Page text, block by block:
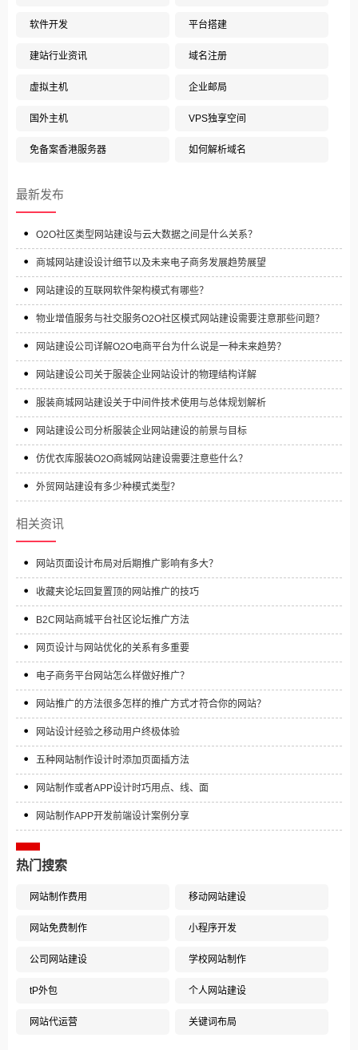
软件开发 平台搭建
建站行业资讯 域名注册
虚拟主机 企业邮局
国外主机 VPS独享空间
免备案香港服务器 如何解析域名
最新发布
O2O社区类型网站建设与云大数据之间是什么关系？
商城网站建设设计细节以及未来电子商务发展趋势展望
网站建设的互联网软件架构模式有哪些？
物业增值服务与社交服务O2O社区模式网站建设需要注意那些问题？
网站建设公司详解O2O电商平台为什么说是一种未来趋势？
网站建设公司关于服装企业网站设计的物理结构详解
服装商城网站建设关于中间件技术使用与总体规划解析
网站建设公司分析服装企业网站建设的前景与目标
仿优衣库服装O2O商城网站建设需要注意些什么？
外贸网站建设有多少种模式类型？
相关资讯
网站页面设计布局对后期推广影响有多大？
收藏夹论坛回复置顶的网站推广的技巧
B2C网站商城平台社区论坛推广方法
网页设计与网站优化的关系有多重要
电子商务平台网站怎么样做好推广？
网站推广的方法很多怎样的推广方式才符合你的网站？
网站设计经验之移动用户终极体验
五种网站制作设计时添加页面插方法
网站制作或者APP设计时巧用点、线、面
网站制作APP开发前端设计案例分享
热门搜索
网站制作费用 移动网站建设
网站免费制作 小程序开发
公司网站建设 学校网站制作
tP外包 个人网站建设
网站代运营 关键词布局